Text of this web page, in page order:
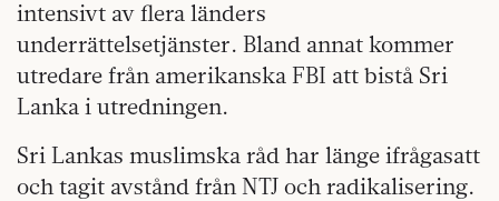
intensivt av flera länders
underrättelsetjänster. Bland annat kommer
utredare från amerikanska FBI att bistå Sri
Lanka i utredningen.
Sri Lankas muslimska råd har länge ifrågasatt
och tagit avstånd från NTJ och radikalisering.